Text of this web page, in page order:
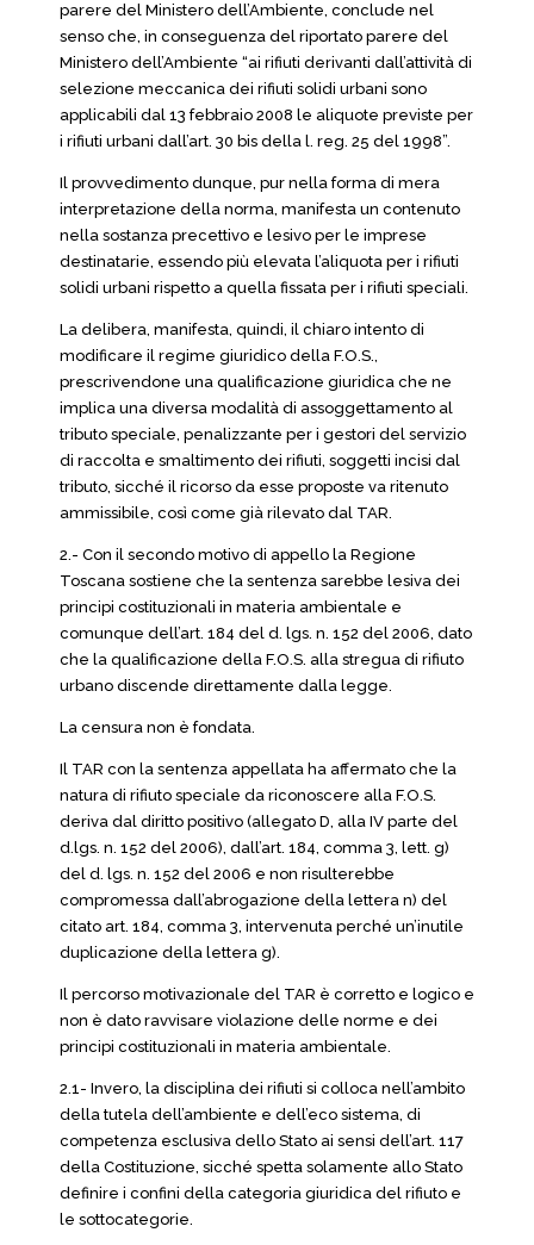
parere del Ministero dell’Ambiente, conclude nel
senso che, in conseguenza del riportato parere del
Ministero dell’Ambiente “ai rifiuti derivanti dall’attività di
selezione meccanica dei rifiuti solidi urbani sono
applicabili dal 13 febbraio 2008 le aliquote previste per
i rifiuti urbani dall’art. 30 bis della l. reg. 25 del 1998”.
Il provvedimento dunque, pur nella forma di mera
interpretazione della norma, manifesta un contenuto
nella sostanza precettivo e lesivo per le imprese
destinatarie, essendo più elevata l’aliquota per i rifiuti
solidi urbani rispetto a quella fissata per i rifiuti speciali.
La delibera, manifesta, quindi, il chiaro intento di
modificare il regime giuridico della F.O.S.,
prescrivendone una qualificazione giuridica che ne
implica una diversa modalità di assoggettamento al
tributo speciale, penalizzante per i gestori del servizio
di raccolta e smaltimento dei rifiuti, soggetti incisi dal
tributo, sicché il ricorso da esse proposte va ritenuto
ammissibile, così come già rilevato dal TAR.
2.- Con il secondo motivo di appello la Regione
Toscana sostiene che la sentenza sarebbe lesiva dei
principi costituzionali in materia ambientale e
comunque dell’art. 184 del d. lgs. n. 152 del 2006, dato
che la qualificazione della F.O.S. alla stregua di rifiuto
urbano discende direttamente dalla legge.
La censura non è fondata.
Il TAR con la sentenza appellata ha affermato che la
natura di rifiuto speciale da riconoscere alla F.O.S.
deriva dal diritto positivo (allegato D, alla IV parte del
d.lgs. n. 152 del 2006), dall’art. 184, comma 3, lett. g)
del d. lgs. n. 152 del 2006 e non risulterebbe
compromessa dall’abrogazione della lettera n) del
citato art. 184, comma 3, intervenuta perché un’inutile
duplicazione della lettera g).
Il percorso motivazionale del TAR è corretto e logico e
non è dato ravvisare violazione delle norme e dei
principi costituzionali in materia ambientale.
2.1- Invero, la disciplina dei rifiuti si colloca nell’ambito
della tutela dell’ambiente e dell’eco sistema, di
competenza esclusiva dello Stato ai sensi dell’art. 117
della Costituzione, sicché spetta solamente allo Stato
definire i confini della categoria giuridica del rifiuto e
le sottocategorie.